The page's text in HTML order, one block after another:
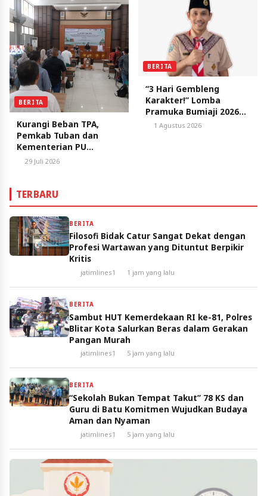
BERITA
Kurangi Beban TPA,
Pemkab Tuban dan
Kementerian PU
Resmikan Program
29 Juli 2026
BERITA
“3 Hari Gembleng
Karakter!” Lomba
Pramuka Bumiaji 2026
Usung Tema
1 Agustus 2026
TERBARU
BERITA
Filosofi Bidak Catur Sangat Dekat dengan
Profesi Wartawan yang Dituntut Berpikir
Kritis
jatimlines1 1 jam yang lalu
BERITA
Sambut HUT Kemerdekaan RI ke-81, Polres
Blitar Kota Salurkan Beras dalam Gerakan
Pangan Murah
jatimlines1 5 jam yang lalu
BERITA
“Sekolah Bukan Tempat Takut” 78 KS dan
Guru di Batu Komitmen Wujudkan Budaya
Aman dan Nyaman
jatimlines1 5 jam yang lalu